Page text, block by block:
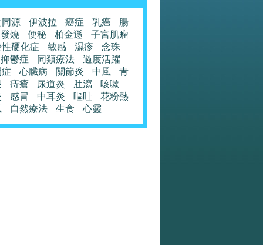
源 伊波拉 癌症 乳癌
腸
發燒
便秘 柏金遜
子宮肌瘤
硬化症
敏感 濕疹
念珠
抑鬱症
同類療法
過度活躍
心臟病 關節炎 中風
青
痔瘡 尿道炎 肚瀉
咳嗽
感冒 中耳炎 嘔吐
花粉熱
自然療法 生食 心靈